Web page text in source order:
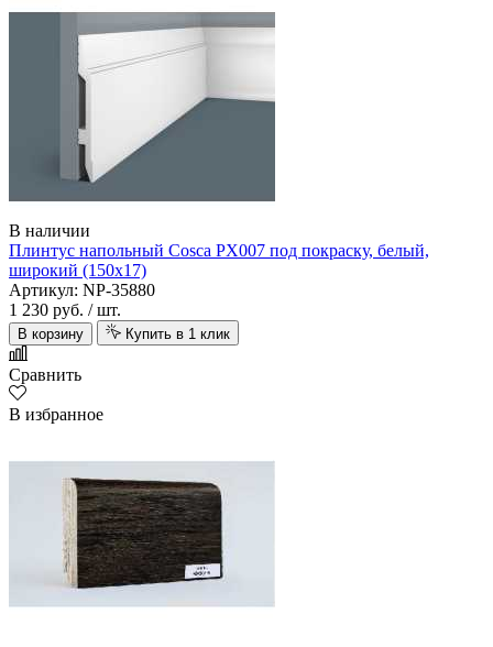
В наличии
Плинтус напольный Cosca PX007 под покраску, белый,
широкий (150х17)
Артикул: NP-35880
1 230 руб. / шт.
В корзину Купить в 1 клик
Сравнить
В избранное